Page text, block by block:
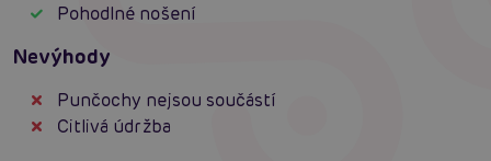
Pohodlné nošení
Nevýhody
Punčochy nejsou součástí
Citlivá údržba